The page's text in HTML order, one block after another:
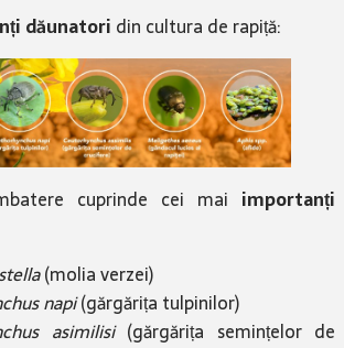
dăunatori din cultura de rapiță:
cuprinde cei mai importanți
(molia verzei)
napi(gărgărița tulpinilor)
asimilisi(gărgărița semințelor de